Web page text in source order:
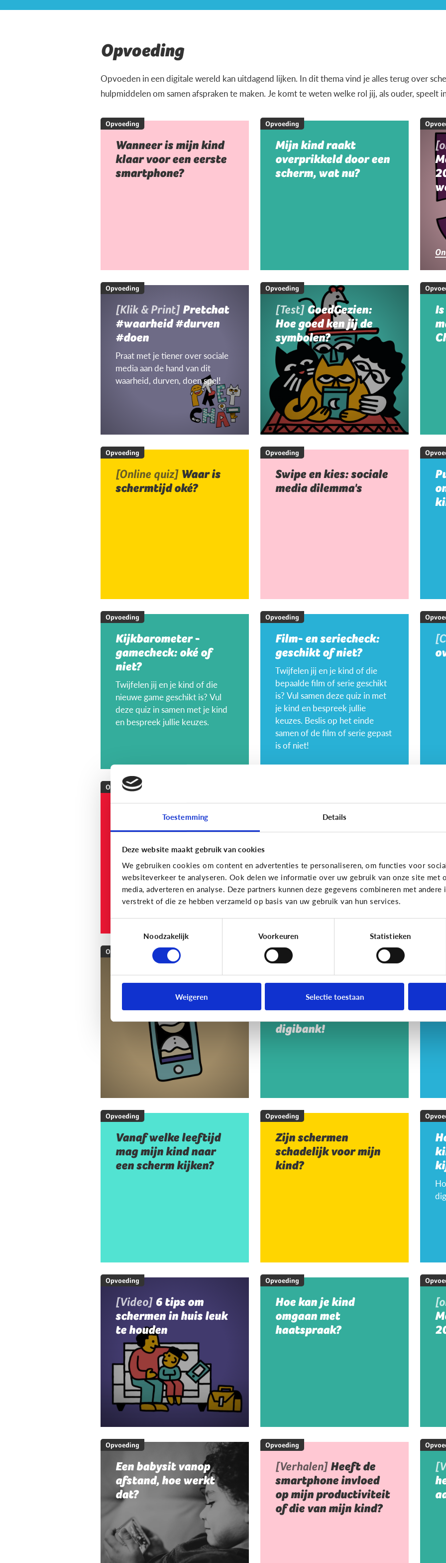
Toestemming Details
Deze website maakt gebruik van cookies
We gebruiken cookies om content en advertenties te personaliseren, om functies voor
websiteverkeer te analyseren. Ook delen we informatie over uw gebruik van onze site met
media, adverteren en analyse. Deze partners kunnen deze gegevens combineren met
verstrekt of die ze hebben verzameld op basis van uw gebruik van hun services.
Noodzakelijk
Voorkeuren Statistieken
Weigeren Selectie toestaan
Opvoeding
Opvoeden in een digitale wereld kan uitdagend lijken. In dit thema vind je alles terug over
hulpmiddelen om samen afspraken te maken. Je komt te weten welke rol jij, als ouder, speelt
Opvoeding
Wanneer is mijn kind
klaar voor een eerste
smartphone?
Opvoeding
Mijn kind raakt
overprikkeld door een
scherm, wat nu?
Opvoeding
[Klik & Print] Pretchat
#waarheid #durven
#doen
Praat met je tiener over sociale
media aan de hand van dit
waarheid, durven, doen spel!
Opvoeding
[Test] GoedGezien:
Hoe goed ken jij de
symbolen?
Opvoeding
[Online quiz] Waar is
schermtijd oké?
Opvoeding
Swipe en kies: sociale
media dilemma's
Opvoeding
Kijkbarometer -
gamecheck: oké of
niet?
Twijfelen jij en je kind of die
nieuwe game geschikt is? Vul
deze quiz in samen met je kind
en bespreek jullie keuzes.
Opvoeding
Film- en seriecheck:
geschikt of niet?
Twijfelen jij en je kind of die
bepaalde film of serie geschikt
is? Vul samen deze quiz in met
je kind en bespreek jullie
keuzes. Beslis op het einde
samen of de film of serie gepast
is of niet!
Opvoeding
MediaNest Cijfers
2023 - Kom alles te
weten over het
mediagebruik en de
mediaopvoeding in
gezinnen
content voor mijn
kind?
Opvoeding
[Klik & Print]Als ...
dan: afspraken maken
over schermtijd!
Opvoeding
Vragen over de
computer, het
internet, …? Ga naar
een digipunt of
digibank!
Opvoeding
Vanaf welke leeftijd
mag mijn kind naar
een scherm kijken?
Opvoeding
Zijn schermen
schadelijk voor mijn
kind?
Opvoeding
[Video] 6 tips om
schermen in huis leuk
te houden
Opvoeding
Hoe kan je kind
omgaan met
haatspraak?
Opvoeding
Een babysit vanop
afstand, hoe werkt
dat?
Opvoeding
[Verhalen] Heeft de
smartphone invloed
op mijn productiviteit
of die van mijn kind?